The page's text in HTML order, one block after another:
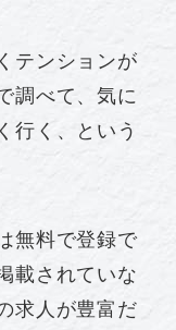
テンションが
調べて、気に
行く、という
無料で登録で
載されていな
求人が豊富だ